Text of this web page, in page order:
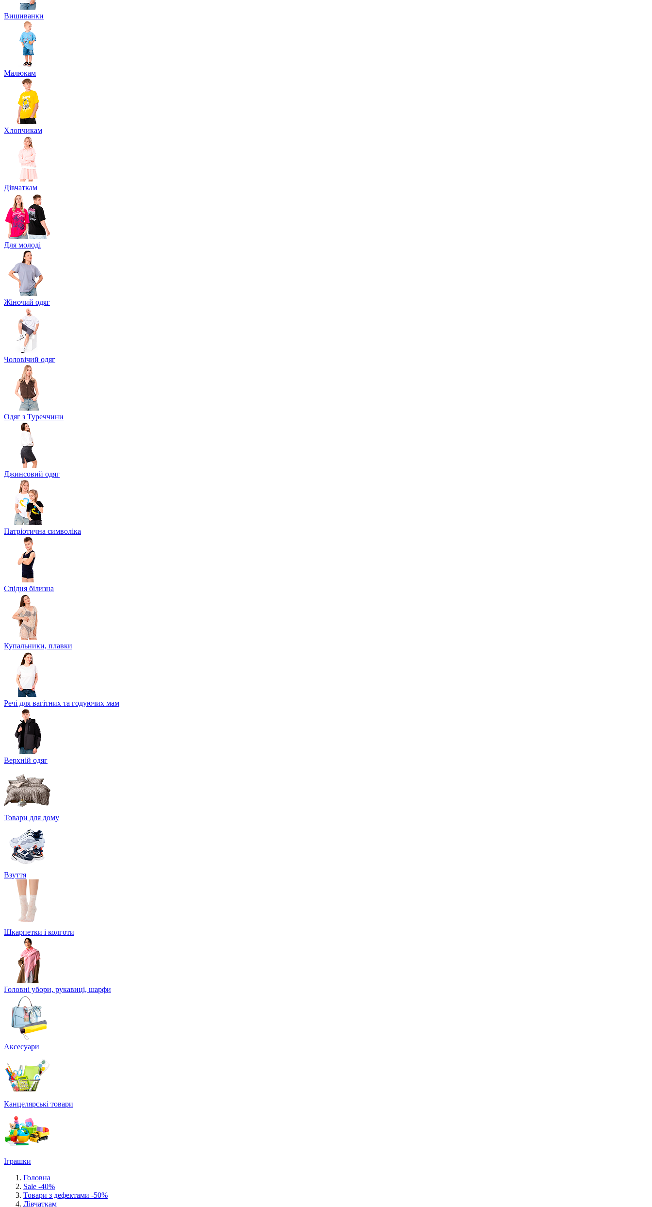
Вишиванки
Малюкам
Хлопчикам
Дівчаткам
Для молоді
Жіночий одяг
Чоловічий одяг
Одяг з Туреччини
Джинсовий одяг
Патріотична символіка
Спідня білизна
Купальники, плавки
Речі для вагітних та годуючих мам
Верхній одяг
Товари для дому
Взуття
Шкарпетки і колготи
Головні убори, рукавиці, шарфи
Аксесуари
Канцелярські товари
Іграшки
Головна
Sale -40%
Товари з дефектами -50%
Дівчаткам